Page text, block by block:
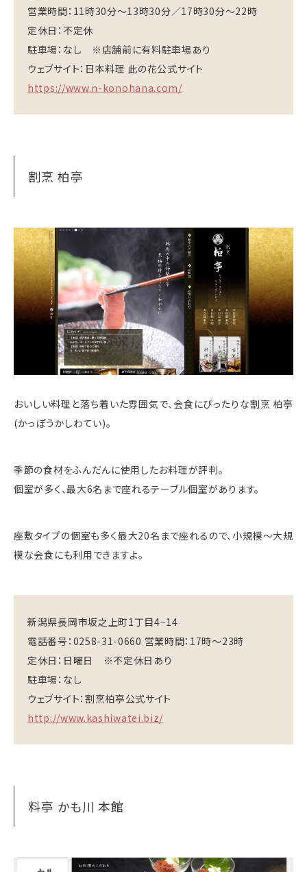
営業時間：11時30分～13時30分／17時30分～22時
定休日：不定休
駐車場：なし ※店舗前に有料駐車場あり
ウェブサイト：日本料理 此の花公式サイト
https://www.n-konohana.com/
割烹 柏亭
おいしい料理と落ち着いた雰囲気で、会食にぴったりな割烹 柏亭
(かっぽうかしわてい)。
季節の食材をふんだんに使用したお料理が評判。
個室が多く、最大6名まで座れるテーブル個室があります。
座敷タイプの個室も多く最大20名まで座れるので、小規模〜大規
模な会食にも利用できますよ。
新潟県長岡市坂之上町1丁目4−14
電話番号：0258-31-0660 営業時間：17時〜23時
定休日：日曜日 ※不定休日あり
駐車場：なし
ウェブサイト：割烹柏亭公式サイト
http://www.kashiwatei.biz/
料亭 かも川 本館